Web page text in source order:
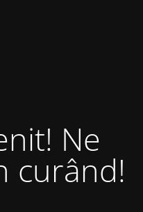
Ne
curând!